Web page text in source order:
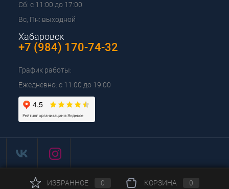
Сб: с 11:00 до 17:00
Вс, Пн: выходной
Хабаровск
+7 (984) 170-74-32
График работы:
Ежедневно: с 11:00 до 19:00
ИЗБРАННОЕ 0 КОРЗИНА 0